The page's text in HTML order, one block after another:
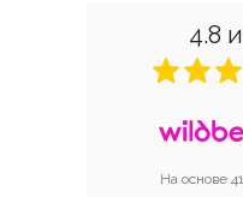
4.8
На основе